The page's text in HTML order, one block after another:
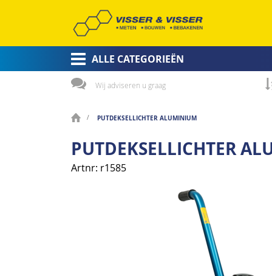
ALLE CATEGORIEËN
Wij adviseren u graag
PUTDEKSELLICHTER ALUMINIUM
PUTDEKSELLICHTER
Artnr r1585